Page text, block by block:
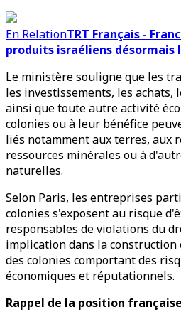
En RelationTRT Français -
produits israéliens désormais
Le ministère souligne que les
les investissements, les achats,
ainsi que toute autre activité
colonies ou à leur bénéfice
liés notamment aux terres, aux
ressources minérales ou à
naturelles.
Selon Paris, les entreprises
colonies s'exposent au risque
responsables de violations du
implication dans la construction
des colonies comportant des
économiques et réputationnels.
Rappel de la position française